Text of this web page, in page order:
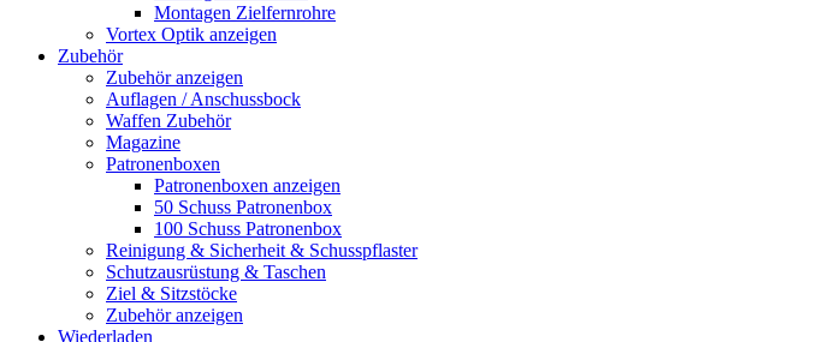
Montagen Zielfernrohre
Vortex Optik anzeigen
Zubehör
Zubehör anzeigen
Auflagen / Anschussbock
Waffen Zubehör
Magazine
Patronenboxen
Patronenboxen anzeigen
50 Schuss Patronenbox
100 Schuss Patronenbox
Reinigung & Sicherheit & Schusspflaster
Schutzausrüstung & Taschen
Ziel & Sitzstöcke
Zubehör anzeigen
Wiederladen